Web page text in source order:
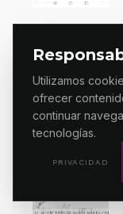
Utilizamos
ofrecer
continuar
tecnologías.
PRIVACIDAD
2